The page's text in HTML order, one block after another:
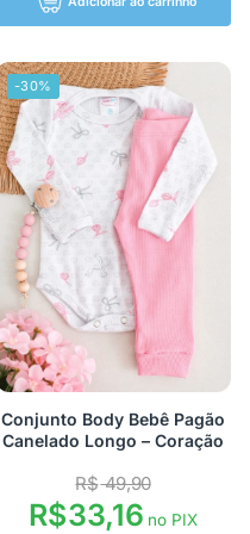
-30%
Conjunto Body Bebê Pagão
Canelado Longo – Coração
R$49,90
R$33,16 no PIX